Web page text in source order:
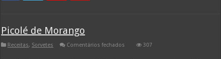
Picolé de Morango
Receitas, Sorvetes Comentários fechados 307